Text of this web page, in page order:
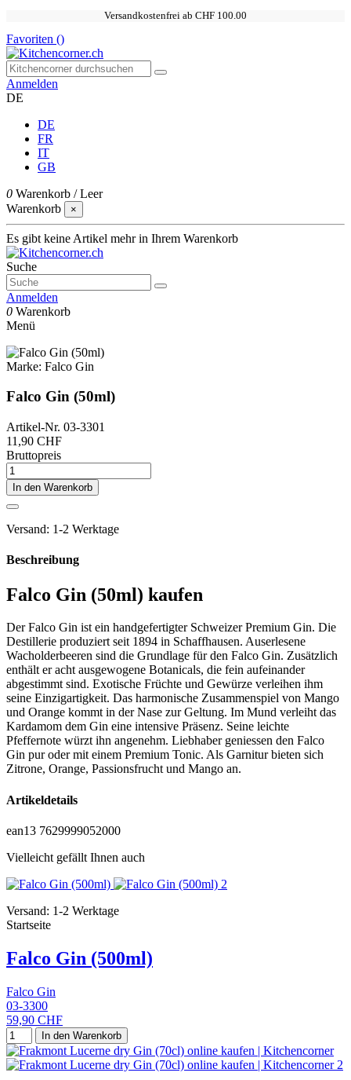
Versandkostenfrei ab CHF 100.00
Favoriten ()
Anmelden
DE
DE
FR
IT
GB
0 Warenkorb /Leer
Warenkorb
×
Es gibt keine Artikel mehr in Ihrem Warenkorb
Suche
Anmelden
0 Warenkorb
Menü
Marke: Falco Gin
Falco Gin (50ml)
Artikel-Nr. 03-3301
11,90 CHF
Bruttopreis
In den Warenkorb
Versand: 1-2 Werktage
Beschreibung
Falco Gin (50ml) kaufen
Der Falco Gin ist ein handgefertigter Schweizer Premium Gin. Die
Destillerie produziert seit 1894 in Schaffhausen. Auserlesene
Wacholderbeeren sind die Grundlage für den Falco Gin. Zusätzlich
enthält er acht ausgewogene Botanicals, die fein aufeinander
abgestimmt sind. Exotische Früchte und Gewürze verleihen ihm
seine Einzigartigkeit. Das harmonische Zusammenspiel von Mango
und Orange kommt in der Nase zur Geltung. Im Mund verleiht das
Kardamom dem Gin eine intensive Präsenz. Seine leichte
Pfeffernote würzt ihn angenehm. Liebhaber geniessen den Falco
Gin pur oder mit einem Premium Tonic. Als Garnitur bieten sich
Zitrone, Orange, Passionsfrucht und Mango an.
Artikeldetails
ean13 7629999052000
Vielleicht gefällt Ihnen auch
Versand: 1-2 Werktage
Startseite
Falco Gin (500ml)
Falco Gin
03-3300
59,90 CHF
In den Warenkorb